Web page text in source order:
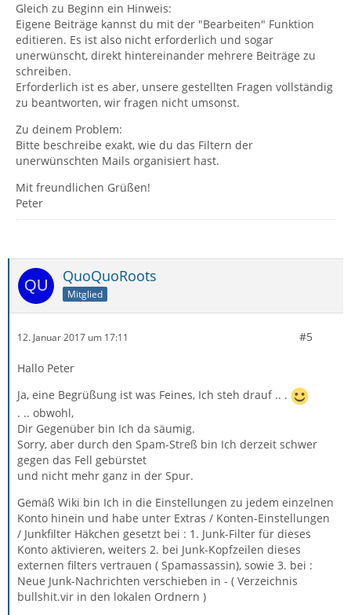
Gleich zu Beginn ein Hinweis:
Eigene Beiträge kannst du mit der "Bearbeiten" Funktion
editieren. Es ist also nicht erforderlich und sogar
unerwünscht, direkt hintereinander mehrere Beiträge zu
schreiben.
Erforderlich ist es aber, unsere gestellten Fragen vollständig
zu beantworten, wir fragen nicht umsonst.
Zu deinem Problem:
Bitte beschreibe exakt, wie du das Filtern der
unerwünschten Mails organisiert hast.
Mit freundlichen Grüßen!
Peter
QuoQuoRoots
Mitglied
12. Januar 2017 um 17:11 #5
Hallo Peter
Ja, eine Begrüßung ist was Feines, Ich steh drauf .. .
. .. obwohl,
Dir Gegenüber bin Ich da säumig.
Sorry, aber durch den Spam-Streß bin Ich derzeit schwer
gegen das Fell gebürstet
und nicht mehr ganz in der Spur.
Gemäß Wiki bin Ich in die Einstellungen zu jedem einzelnen
Konto hinein und habe unter Extras / Konten-Einstellungen
/ Junkfilter Häkchen gesetzt bei : 1. Junk-Filter für dieses
Konto aktivieren, weiters 2. bei Junk-Kopfzeilen dieses
externen filters vertrauen ( Spamassassin), sowie 3. bei :
Neue Junk-Nachrichten verschieben in - ( Verzeichnis
bullshit.vir in den lokalen Ordnern )